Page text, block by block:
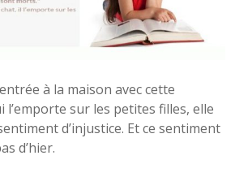
à la maison avec cette
l’emporte sur les petites filles, elle
d’injustice. Et ce sentiment
d’hier.